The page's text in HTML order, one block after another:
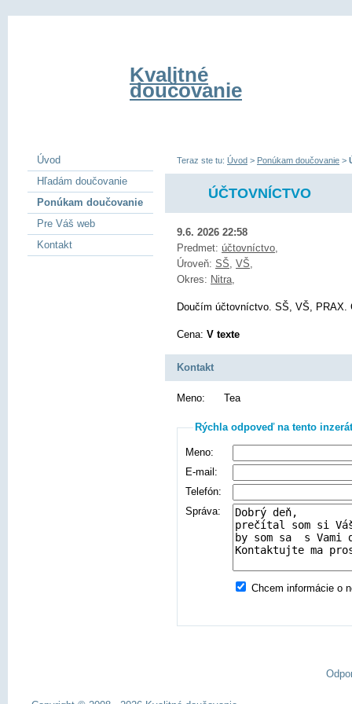
Kvalitné
doučovanie
Teraz ste tu: Úvod > Ponúkam doučovanie >
ÚČTOVNÍCTVO
9.6. 2026 22:58
Predmet: účtovníctvo,
Úroveň: SŠ, VŠ,
Okres: Nitra,
Doučím účtovníctvo. SŠ, VŠ, PRAX.
Cena: V texte
Kontakt
Meno: Tea
Rýchla odpoveď na tento inzerát
Meno:
E-mail:
Telefón:
Správa:
Chcem informácie o
Úvod
Hľadám doučovanie
Ponúkam doučovanie
Pre Váš web
Kontakt